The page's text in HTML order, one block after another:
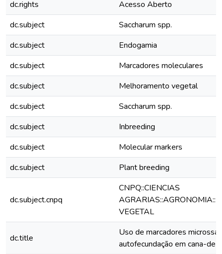
dc.rights
Acesso Aberto
dc.subject
Saccharum spp.
dc.subject
Endogamia
dc.subject
Marcadores moleculares
dc.subject
Melhoramento vegetal
dc.subject
Saccharum spp.
dc.subject
Inbreeding
dc.subject
Molecular markers
dc.subject
Plant breeding
dc.subject.cnpq
CNPQ::CIENCIAS
VEGETAL
dc.title
Uso de marcadores
autofecundação em cana-de-